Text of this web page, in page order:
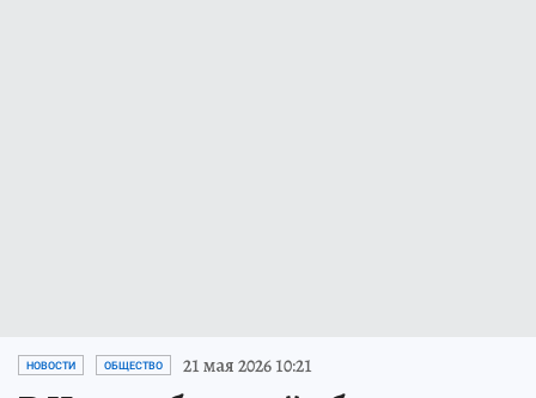
НОВОСТИ ОБЩЕСТВО 21 мая 2026 10:21